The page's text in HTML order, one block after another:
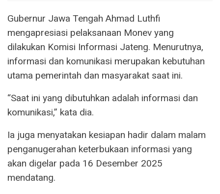
Gubernur Jawa Tengah Ahmad Luthfi
mengapresiasi pelaksanaan Monev yang
dilakukan Komisi Informasi Jateng. Menurutnya,
informasi dan komunikasi merupakan kebutuhan
utama pemerintah dan masyarakat saat ini.
“Saat ini yang dibutuhkan adalah informasi dan
komunikasi,” kata dia.
Ia juga menyatakan kesiapan hadir dalam malam
penganugerahan keterbukaan informasi yang
akan digelar pada 16 Desember 2025
mendatang.